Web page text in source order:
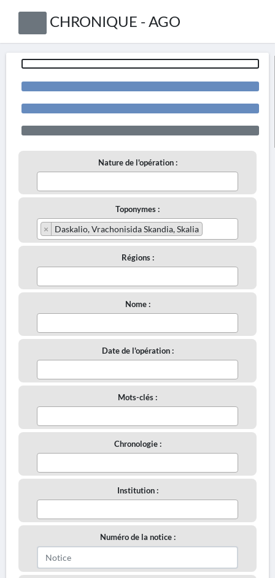
CHRONIQUE - AGO
Nature de l'opération :
Toponymes :
× Daskalio, Vrachonisida Skandia, Skalia
Régions :
Nome :
Date de l'opération :
Mots-clés :
Chronologie :
Institution :
Numéro de la notice :